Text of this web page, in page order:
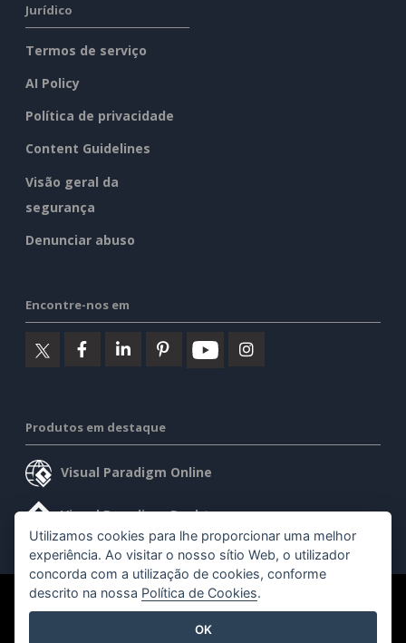
Jurídico
Termos de serviço
AI Policy
Política de privacidade
Content Guidelines
Visão geral da
segurança
Denunciar abuso
Encontre-nos em
Produtos em destaque
Visual Paradigm Online
Visual Paradigm Desktop
©2026 by Visual Paradigm. Todos os direitos reservados.
Utilizamos cookies para lhe proporcionar uma melhor
experiência. Ao visitar o nosso sítio Web, o utilizador
concorda com a utilização de cookies, conforme
descrito na nossa Política de Cookies.
OK